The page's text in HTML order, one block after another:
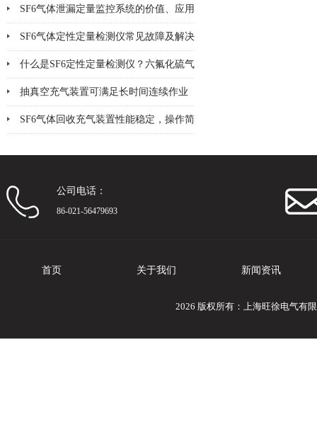
监控系统开始
SF6气体泄漏定量监控系统的价值、应用
及未来发展趋势
SF6气体定性定量检测仪常见故障及解决
方法大全
什么是SF6定性定量检测仪？六氟化硫气
体检测设备
抽真空充气装置可满足长时间连续作业
的需要
SF6气体回收充气装置性能稳定，操作简
公司电话：
86-021-56479693
首页 关于我们 新闻资讯
2026 版权所有：上海旺徐电气有